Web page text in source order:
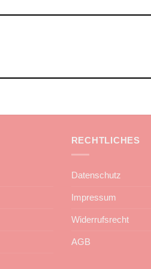
RECHTLICHES
Datenschutz
Impressum
Widerrufsrecht
AGB